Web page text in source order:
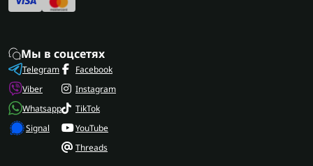
Мы в соцсетях
Telegram
Viber
Whatsapp
Signal
Facebook
Instagram
TikTok
YouTube
Threads